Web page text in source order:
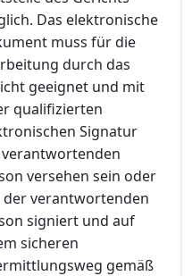
Das elektronische
muss für die
durch das
geeignet und mit
qualifizierten
Signatur
versehen sein oder
der verantwortenden
signiert und auf
sicheren
gemäß